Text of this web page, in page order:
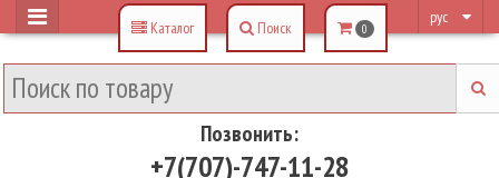
рус
Позвонить:
+7(707)-747-11-28
Каталог Поиск 0